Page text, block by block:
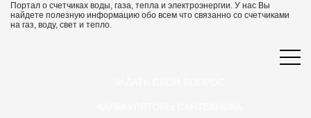
Портал о счетчиках воды, газа, тепла и электроэнергии. У нас Вы
найдете полезную информацию обо всем что связанно со счетчиками
на газ, воду, свет и тепло.